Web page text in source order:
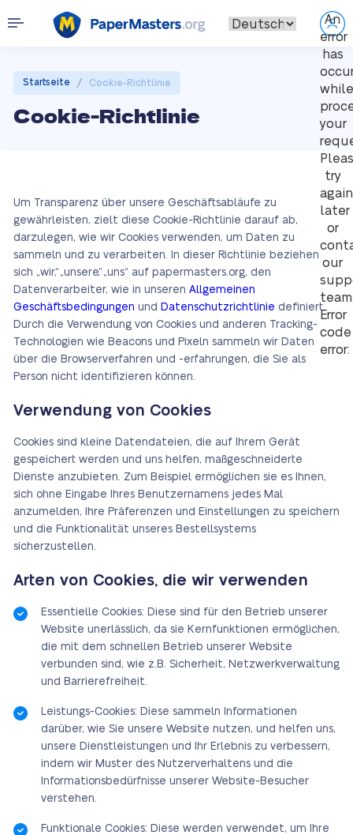
An
error
has
while
your
try
again
later
or
our
Error
code
error:
Startseite / Cookie-Richtlinie
Cookie-Richtlinie
Um Transparenz über unsere Geschäftsabläufe zu
gewährleisten, zielt diese Cookie-Richtlinie darauf ab,
darzulegen, wie wir Cookies verwenden, um Daten zu
sammeln und zu verarbeiten. In dieser Richtlinie beziehen
sich „wir“, „unsere“, „uns“ auf papermasters.org, den
Datenverarbeiter, wie in unseren Allgemeinen
Geschäftsbedingungen und Datenschutzrichtlinie definiert.
Durch die Verwendung von Cookies und anderen Tracking-
Technologien wie Beacons und Pixeln sammeln wir Daten
über die Browserverfahren und -erfahrungen, die Sie als
Person nicht identifizieren können.
Verwendung von Cookies
Cookies sind kleine Datendateien, die auf Ihrem Gerät
gespeichert werden und uns helfen, maßgeschneiderte
Dienste anzubieten. Zum Beispiel ermöglichen sie es Ihnen,
sich ohne Eingabe Ihres Benutzernamens jedes Mal
anzumelden, Ihre Präferenzen und Einstellungen zu speichern
und die Funktionalität unseres Bestellsystems
sicherzustellen.
Arten von Cookies, die wir verwenden
Essentielle Cookies: Diese sind für den Betrieb unserer
Website unerlässlich, da sie Kernfunktionen ermöglichen,
die mit dem schnellen Betrieb unserer Website
verbunden sind, wie z.B. Sicherheit, Netzwerkverwaltung
und Barrierefreiheit.
Leistungs-Cookies: Diese sammeln Informationen
darüber, wie Sie unsere Website nutzen, und helfen uns,
unsere Dienstleistungen und Ihr Erlebnis zu verbessern,
indem wir Muster des Nutzerverhaltens und die
Informationsbedürfnisse unserer Website-Besucher
verstehen.
Funktionale Cookies: Diese werden verwendet, um Ihre